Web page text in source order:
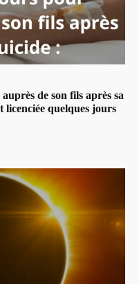
de son fils après sa
licenciée quelques jours